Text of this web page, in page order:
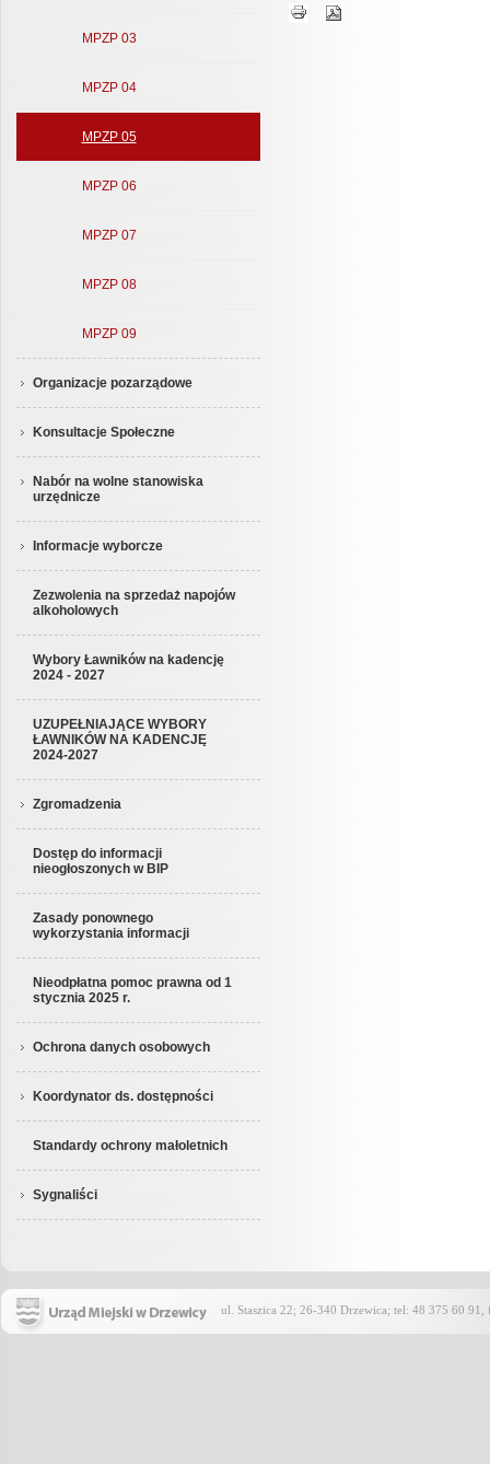
MPZP 03
MPZP 04
MPZP 05
MPZP 06
MPZP 07
MPZP 08
MPZP 09
Organizacje pozarządowe
Konsultacje Społeczne
Nabór na wolne stanowiska
urzędnicze
Informacje wyborcze
Zezwolenia na sprzedaż napojów
alkoholowych
Wybory Ławników na kadencję
2024 - 2027
UZUPEŁNIAJĄCE WYBORY
ŁAWNIKÓW NA KADENCJĘ
2024-2027
Zgromadzenia
Dostęp do informacji
nieogłoszonych w BIP
Zasady ponownego
wykorzystania informacji
Nieodpłatna pomoc prawna od 1
stycznia 2025 r.
Ochrona danych osobowych
Koordynator ds. dostępności
Standardy ochrony małoletnich
Sygnaliści
ul. Staszica 22; 26-340 Drzewica; tel: 48 375 60